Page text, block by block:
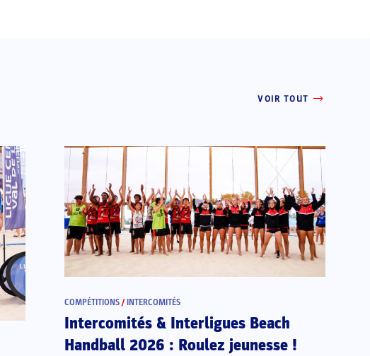
VOIR TOUT
COMPÉTITIONS / INTERCOMITÉS
Intercomités & Interligues Beach
Handball 2026 : Roulez jeunesse !